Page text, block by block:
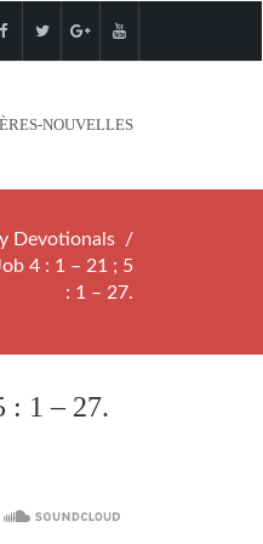
NOUVELLES
Devotionals
4 : 1 – 21 ; 5
: 1 – 27.
: 1 – 27.